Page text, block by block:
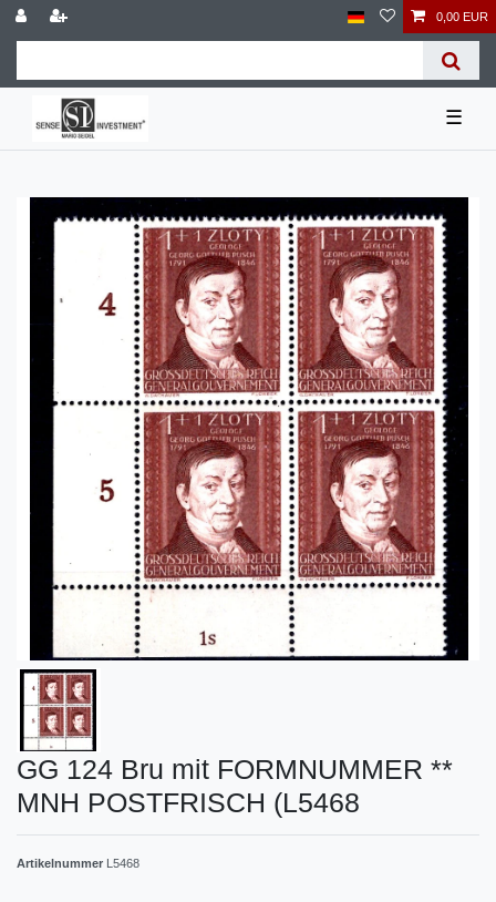
0,00 EUR
☰
GG 124 Bru mit FORMNUMMER **
MNH POSTFRISCH (L5468
Artikelnummer L5468